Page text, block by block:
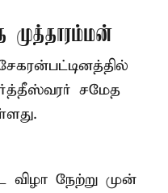
முத்தாரம்மன்
சமேத
நேற்று முன்